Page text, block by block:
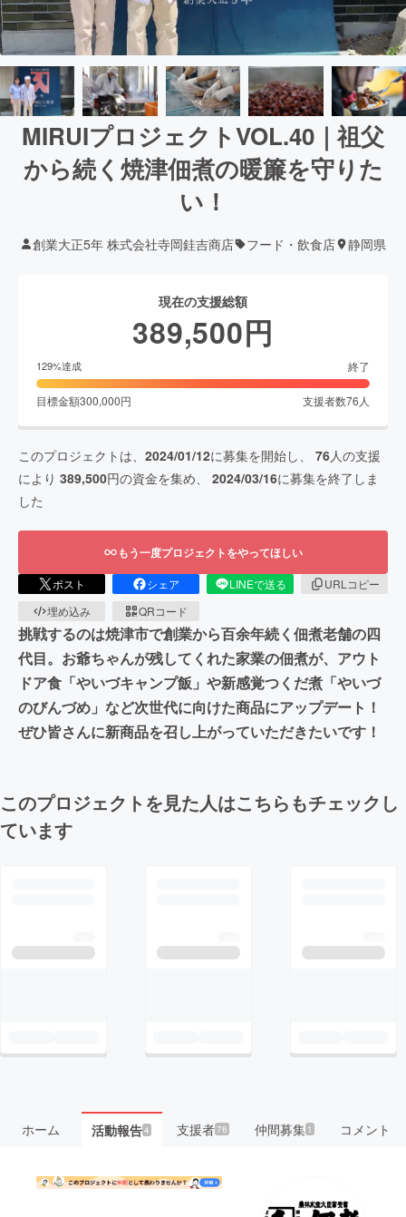
MIRUIプロジェクトVOL.40｜祖父
から続く焼津佃煮の暖簾を守りた
い！
創業大正5年 株式会社寺岡銈吉商店 フード・飲食店 静岡県
現在の支援総額
389,500円
129%達成 終了
目標金額300,000円 支援者数76 人
このプロジェクトは、 2024/01/12に募集を開始し、 76人の支援
により 389,500円の資金を集め、 2024/03/16に募集を終了しま
した
もう一度プロジェクトをやってほしい
ポスト シェア LINEで送る
URLコピー
埋め込み
QRコード
挑戦するのは焼津市で創業から百余年続く佃煮老舗の四
代目。お爺ちゃんが残してくれた家業の佃煮が、アウト
ドア食「やいづキャンプ飯」や新感覚つくだ煮「やいづ
のびんづめ」など次世代に向けた商品にアップデート！
ぜひ皆さんに新商品を召し上がっていただきたいです！
このプロジェクトを見た人はこちらもチェックし
ています
ホーム 活動報告4 支援者76 仲間募集 1 コメント